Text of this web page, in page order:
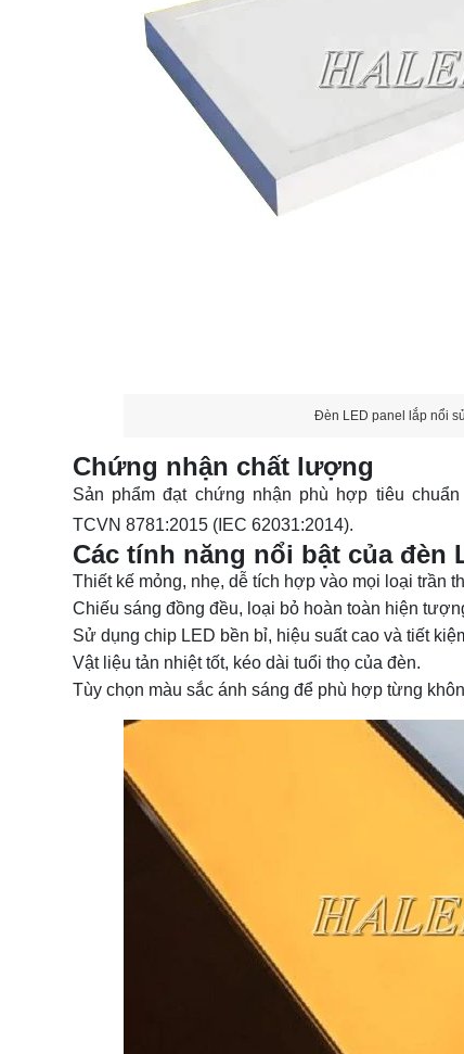
Đèn LED panel lắp nổi
Chứng nhận chất lượng
Sản phẩm đạt chứng nhận phù hợp tiêu
TCVN 8781:2015 (IEC 62031:2014).
Các tính năng nổi bật của đèn
Thiết kế mỏng, nhẹ, dễ tích hợp vào mọi loại trần
Chiếu sáng đồng đều, loại bỏ hoàn toàn hiện
Sử dụng chip LED bền bỉ, hiệu suất cao và tiết
Vật liệu tản nhiệt tốt, kéo dài tuổi thọ của đèn.
Tùy chọn màu sắc ánh sáng để phù hợp từng